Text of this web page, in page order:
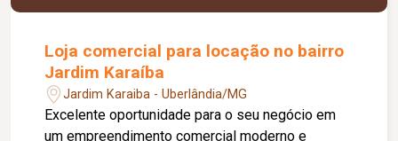
Loja comercial para locação no bairro
Jardim Karaíba
Jardim Karaiba - Uberlândia/MG
Excelente oportunidade para o seu negócio em
um empreendimento comercial moderno e